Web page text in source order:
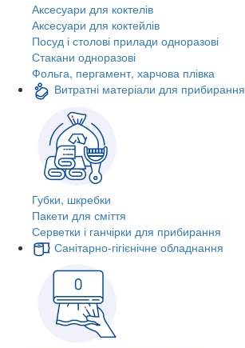
Аксесуари для коктелів
Аксесуари для коктейлів
Посуд і столові прилади одноразові
Стакани одноразові
Фольга, пергамент, харчова плівка
Витратні матеріали для прибирання
Губки, шкребки
Пакети для сміття
Серветки і ганчірки для прибирання
Санітарно-гігієнічне обладнання